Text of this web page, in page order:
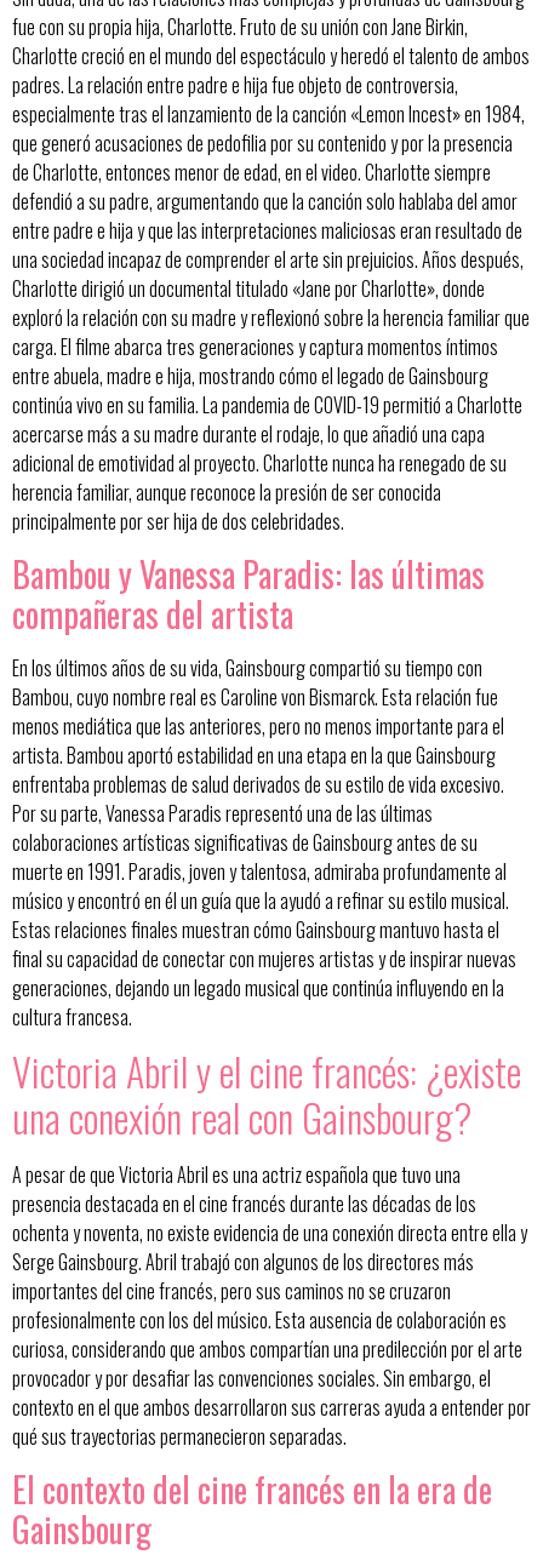
fue con su propia hija, Charlotte. Fruto de su unión con Jane Birkin,
Charlotte creció en el mundo del espectáculo y heredó el talento de ambos
padres. La relación entre padre e hija fue objeto de controversia,
especialmente tras el lanzamiento de la canción «Lemon Incest» en 1984,
que generó acusaciones de pedofilia por su contenido y por la presencia
de Charlotte, entonces menor de edad, en el video. Charlotte siempre
defendió a su padre, argumentando que la canción solo hablaba del amor
entre padre e hija y que las interpretaciones maliciosas eran resultado de
una sociedad incapaz de comprender el arte sin prejuicios. Años después,
Charlotte dirigió un documental titulado «Jane por Charlotte», donde
exploró la relación con su madre y reflexionó sobre la herencia familiar que
carga. El filme abarca tres generaciones y captura momentos íntimos
entre abuela, madre e hija, mostrando cómo el legado de Gainsbourg
continúa vivo en su familia. La pandemia de COVID-19 permitió a Charlotte
acercarse más a su madre durante el rodaje, lo que añadió una capa
adicional de emotividad al proyecto. Charlotte nunca ha renegado de su
herencia familiar, aunque reconoce la presión de ser conocida
principalmente por ser hija de dos celebridades.
Bambou y Vanessa Paradis: las últimas
compañeras del artista
En los últimos años de su vida, Gainsbourg compartió su tiempo con
Bambou, cuyo nombre real es Caroline von Bismarck. Esta relación fue
menos mediática que las anteriores, pero no menos importante para el
artista. Bambou aportó estabilidad en una etapa en la que Gainsbourg
enfrentaba problemas de salud derivados de su estilo de vida excesivo.
Por su parte, Vanessa Paradis representó una de las últimas
colaboraciones artísticas significativas de Gainsbourg antes de su
muerte en 1991. Paradis, joven y talentosa, admiraba profundamente al
músico y encontró en él un guía que la ayudó a refinar su estilo musical.
Estas relaciones finales muestran cómo Gainsbourg mantuvo hasta el
final su capacidad de conectar con mujeres artistas y de inspirar nuevas
generaciones, dejando un legado musical que continúa influyendo en la
cultura francesa.
Victoria Abril y el cine francés: ¿existe
una conexión real con Gainsbourg?
A pesar de que Victoria Abril es una actriz española que tuvo una
presencia destacada en el cine francés durante las décadas de los
ochenta y noventa, no existe evidencia de una conexión directa entre ella y
Serge Gainsbourg. Abril trabajó con algunos de los directores más
importantes del cine francés, pero sus caminos no se cruzaron
profesionalmente con los del músico. Esta ausencia de colaboración es
curiosa, considerando que ambos compartían una predilección por el arte
provocador y por desafiar las convenciones sociales. Sin embargo, el
contexto en el que ambos desarrollaron sus carreras ayuda a entender por
qué sus trayectorias permanecieron separadas.
El contexto del cine francés en la era de
Gainsbourg